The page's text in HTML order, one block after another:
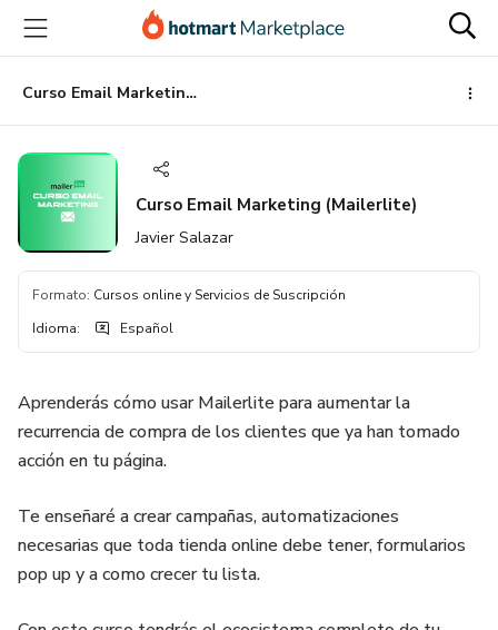
principal
página
de
página
Curso Email Marketing (Mailerlite)
Curso Email Marketing (Mailerlite)
Javier Salazar
Formato: Cursos online y Servicios de Suscripción
Idioma: Español
Aprenderás cómo usar Mailerlite para aumentar la
recurrencia de compra de los clientes que ya han tomado
acción en tu página.
Te enseñaré a crear campañas, automatizaciones
necesarias que toda tienda online debe tener, formularios
pop up y a como crecer tu lista.